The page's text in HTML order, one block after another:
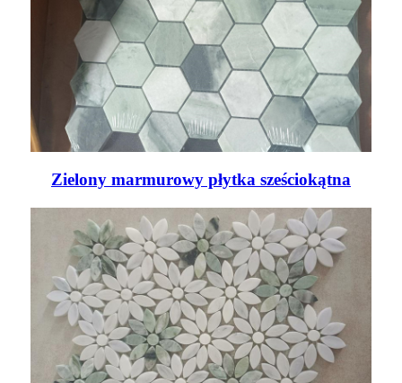
Zielony marmurowy płytka sześciokątna